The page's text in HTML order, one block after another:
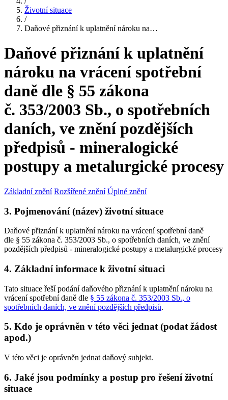
Životní situace
/
Daňové přiznání k uplatnění nároku na…
Daňové přiznání k uplatnění
nároku na vrácení spotřební
daně dle § 55 zákona
č. 353/2003 Sb., o spotřebních
daních, ve znění pozdějších
předpisů - mineralogické
postupy a metalurgické procesy
Základní znění Rozšířené znění Úplné znění
3. Pojmenování (název) životní situace
Daňové přiznání k uplatnění nároku na vrácení spotřební daně
dle § 55 zákona č. 353/2003 Sb., o spotřebních daních, ve znění
pozdějších předpisů - mineralogické postupy a metalurgické procesy
4. Základní informace k životní situaci
Tato situace řeší podání daňového přiznání k uplatnění nároku na
vrácení spotřební daně dle § 55 zákona č. 353/2003 Sb., o
spotřebních daních, ve znění pozdějších předpisů.
5. Kdo je oprávněn v této věci jednat (podat žádost
apod.)
V této věci je oprávněn jednat daňový subjekt.
6. Jaké jsou podmínky a postup pro řešení životní
situace